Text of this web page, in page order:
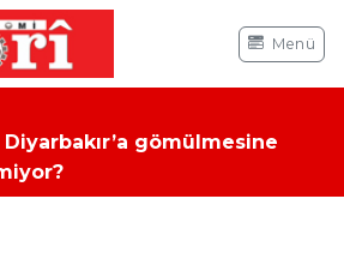
Menü
Diyarbakır’a gömülmesine